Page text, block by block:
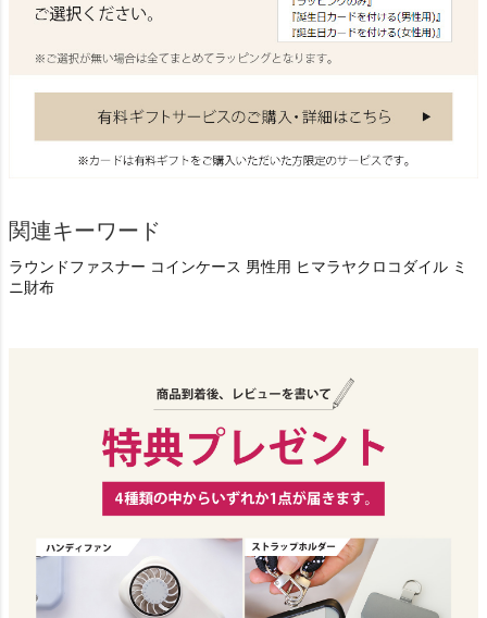
関連キーワード
ラウンドファスナー コインケース 男性用 ヒマラヤクロコダイル ミ
ニ財布